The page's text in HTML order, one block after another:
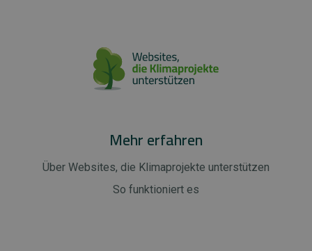
Mehr erfahren
Über Websites, die Klimaprojekte unterstützen
So funktioniert es